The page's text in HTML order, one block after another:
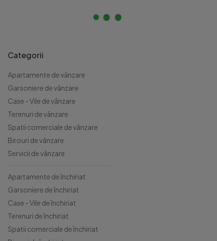
Categorii
Apartamente de vânzare
Garsoniere de vânzare
Case - Vile de vânzare
Terenuri de vânzare
Spatii comerciale de vânzare
Birouri de vânzare
Servicii de vânzare
Apartamente de închiriat
Garsoniere de închiriat
Case - Vile de închiriat
Terenuri de închiriat
Spatii comerciale de închiriat